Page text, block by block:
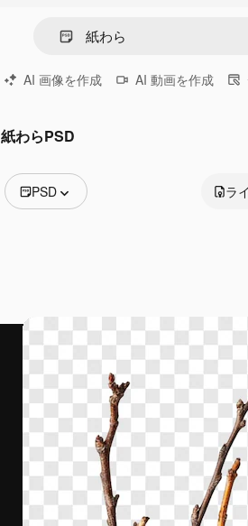
AI 画像を作成 AI 動画を作成
紙わらPSD
PSD
動画
動画テンプレート
アイコン
3D モデル
フォント
ラ
最高のクリエイティブ制
ットフォーム。クリエイ
店、スタジオを含む100万
います。
日本語